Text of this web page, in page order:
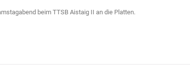
beim TTSB Aistaig II an die Platten.